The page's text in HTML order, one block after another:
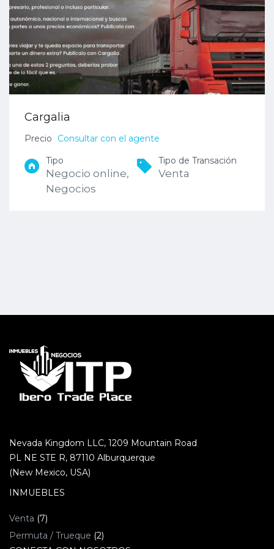
Cargalia
Precio
Consultar con el agente
Tipo
Negocio online,
Negocios
Tipo de Transación
Venta
Nevada Kingdom LLC, 1209 Mountain Road
PL NE STE R, 87110 Alburquerque
(New Mexico, USA)
INMUEBLES
Venta (7)
Permuta / Trueque (2)